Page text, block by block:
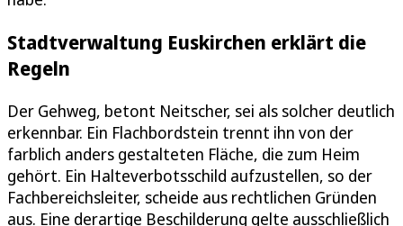
Stadtverwaltung Euskirchen erklärt die
Regeln
Der Gehweg, betont Neitscher, sei als solcher deutlich
erkennbar. Ein Flachbordstein trennt ihn von der
farblich anders gestalteten Fläche, die zum Heim
gehört. Ein Halteverbotsschild aufzustellen, so der
Fachbereichsleiter, scheide aus rechtlichen Gründen
aus. Eine derartige Beschilderung gelte ausschließlich